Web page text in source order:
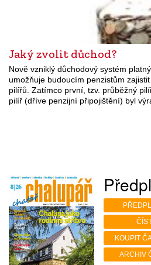
Jaký zvolit důchod?
Nově vzniklý důchodový systém
umožňuje budoucím penzistům
pilířů. Zatímco první, tzv. průběžný
pilíř (dříve penzijní připojištění) byl
KOUPIT
ARCHIV